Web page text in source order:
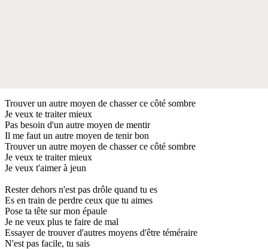
Trouver un autre moyen de chasser ce côté sombre
Je veux te traiter mieux
Pas besoin d'un autre moyen de mentir
Il me faut un autre moyen de tenir bon
Trouver un autre moyen de chasser ce côté sombre
Je veux te traiter mieux
Je veux t'aimer à jeun
Rester dehors n'est pas drôle quand tu es
Es en train de perdre ceux que tu aimes
Pose ta tête sur mon épaule
Je ne veux plus te faire de mal
Essayer de trouver d'autres moyens d'être téméraire
N'est pas facile, tu sais